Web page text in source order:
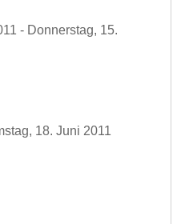
- Donnerstag, 15.
18. Juni 2011